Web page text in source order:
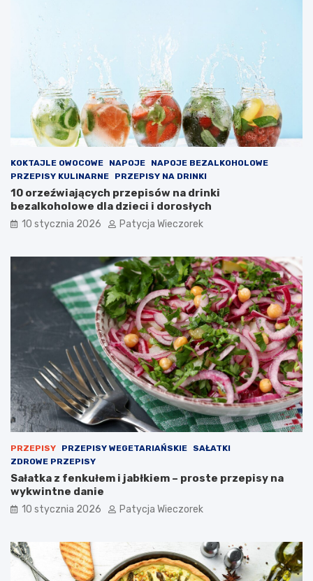
KOKTAJLE OWOCOWE NAPOJE
NAPOJE BEZALKOHOLOWE
PRZEPISY KULINARNE
PRZEPISY NA DRINKI
10 orzeźwiających przepisów na drinki
bezalkoholowe dla dzieci i dorosłych
10 stycznia 2026 Patycja Wieczorek
PRZEPISY PRZEPISY WEGETARIAŃSKIE
SAŁATKI
ZDROWE PRZEPISY
Sałatka z fenkułem i jabłkiem – proste przepisy na
wykwintne danie
10 stycznia 2026 Patycja Wieczorek